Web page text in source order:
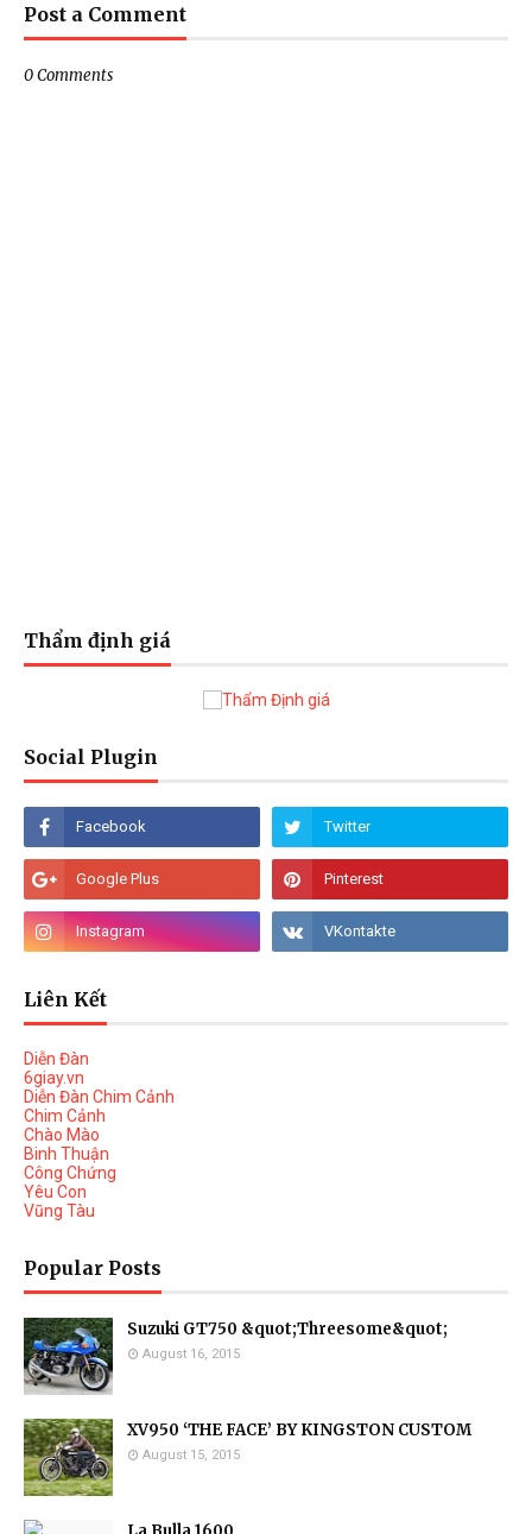
Post a Comment
0 Comments
Thẩm định giá
Social Plugin
Liên Kết
Diễn Đàn
6giay.vn
Diễn Đàn Chim Cảnh
Chim Cảnh
Chào Mào
Binh Thuận
Công Chứng
Yêu Con
Vũng Tàu
Popular Posts
Suzuki GT750 &quot;Threesome&quot;
August 16, 2015
XV950 ‘THE FACE’ BY KINGSTON CUSTOM
August 15, 2015